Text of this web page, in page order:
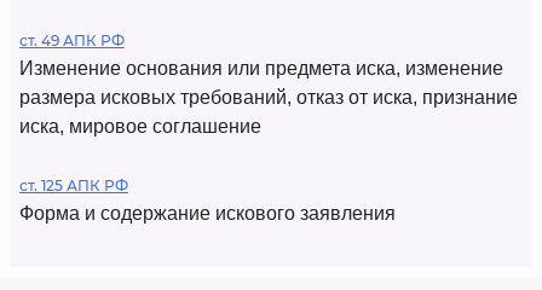
ст. 49 АПК РФ
Изменение основания или предмета иска, изменение
размера исковых требований, отказ от иска, признание
иска, мировое соглашение
ст. 125 АПК РФ
Форма и содержание искового заявления